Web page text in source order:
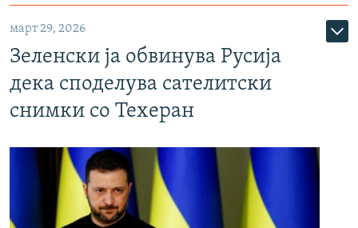
март 29, 2026
Зеленски ја обвинува Русија
дека споделува сателитски
снимки со Техеран